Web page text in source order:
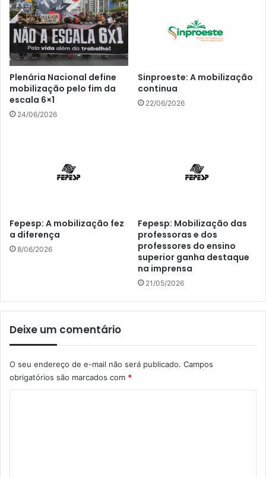
Plenária Nacional define
mobilização pelo fim da
escala 6×1
24/06/2026
Sinproeste: A mobilização
continua
22/06/2026
Fepesp: A mobilização fez
a diferença
8/06/2026
Fepesp: Mobilização das
professoras e dos
professores do ensino
superior ganha destaque
na imprensa
21/05/2026
Deixe um comentário
O seu endereço de e-mail não será publicado. Campos
obrigatórios são marcados com *